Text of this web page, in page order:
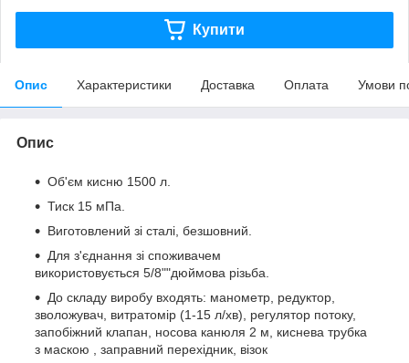
Купити
Опис Характеристики Доставка Оплата Умови
Опис
Об'єм кисню 1500 л.
Тиск 15 мПа.
Виготовлений зі сталі, безшовний.
Для з'єднання зі споживачем
використовується 5/8""дюймова різьба.
До складу виробу входять: манометр, редуктор,
зволожувач, витратомір (1-15 л/хв), регулятор потоку,
запобіжний клапан, носова канюля 2 м, киснева трубка
з маскою , заправний перехідник, візок